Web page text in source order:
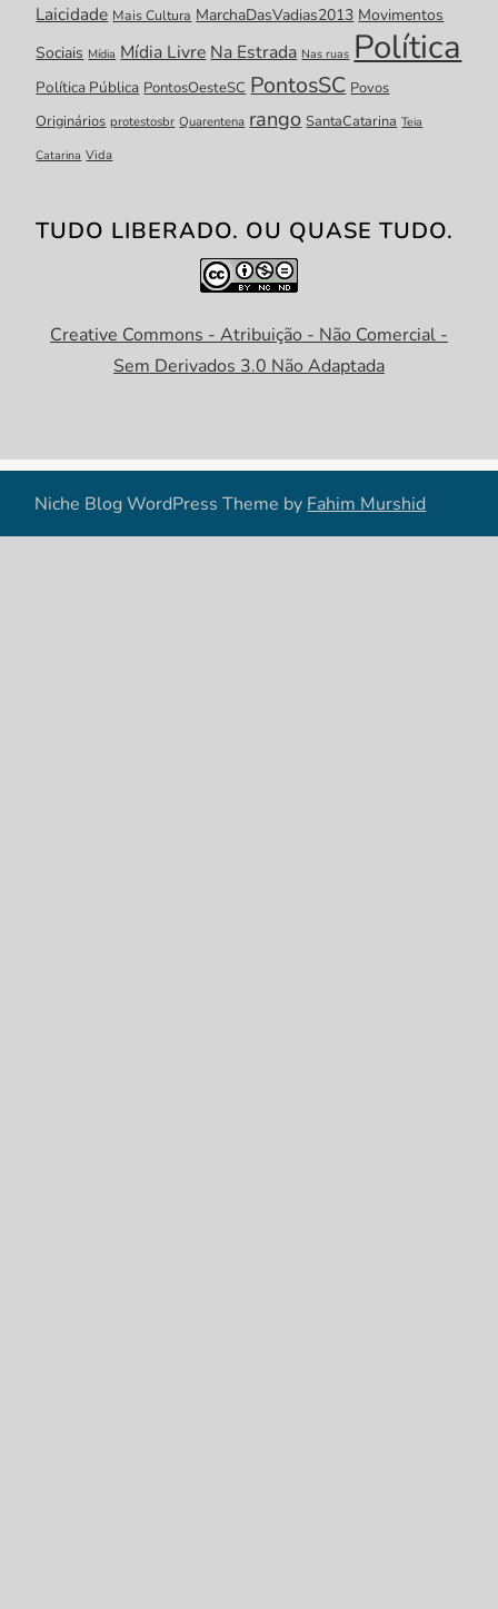
Laicidade Mais Cultura MarchaDasVadias2013 Movimentos
Sociais Mídia Mídia LivreNa Estrada Nas ruas Política
Política Pública PontosOesteSC PontosSC Povos
Originários protestosbr Quarentena rango SantaCatarina Teia
Catarina Vida
TUDO LIBERADO. OU QUASE TUDO.
Creative Commons - Atribuição - Não Comercial -
Sem Derivados 3.0 Não Adaptada
Niche Blog WordPress Theme byFahim Murshid